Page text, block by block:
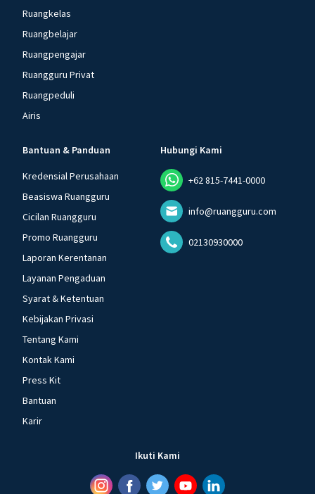
Ruangkelas
Ruangbelajar
Ruangpengajar
Ruangguru Privat
Ruangpeduli
Airis
Bantuan & Panduan
Kredensial Perusahaan
Beasiswa Ruangguru
Cicilan Ruangguru
Promo Ruangguru
Laporan Kerentanan
Layanan Pengaduan
Syarat & Ketentuan
Kebijakan Privasi
Tentang Kami
Kontak Kami
Press Kit
Bantuan
Karir
Hubungi Kami
+62 815-7441-0000
info@ruangguru.com
02130930000
Ikuti Kami